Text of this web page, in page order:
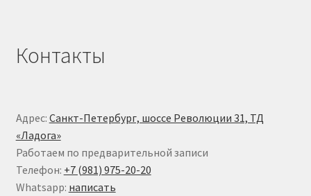
Контакты
Адрес: Санкт-Петербург, шоссе Революции 31, ТД
«Ладога»
Работаем по предварительной записи
Телефон: +7 (981) 975-20-20
Whatsapp: написать